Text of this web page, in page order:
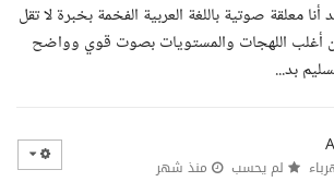
معلقة صوتية باللغة العربية الفخمة بخبرة لا تقل
اللهجات والمستويات بصوت قوي وواضح
بد...
لم يحسب منذ شهر